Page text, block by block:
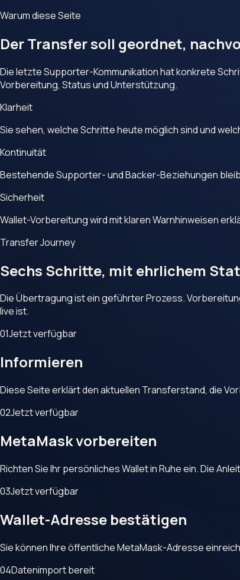
Warum diese Seite
Der Transfer soll geordnet,
Die letzte Supporter-Kommunikation hat konkrete
Vorbereitung, Status und Unterstützung.
Klarheit
Sie sehen, welche Schritte heute möglich sind und
Kontinuität
Bestehende Supporter- und Backer-Beziehungen
Sicherheit
Wallet-Vorbereitung wird mit klaren Warnhinweisen
Transfer Journey
Sechs Schritte, mit ehrlichem
Die Übertragung ist ein geführter Prozess.
live ist.
01Jetzt verfügbar
Informieren
Diese Seite erklärt den aktuellen Transferstand, die
02Jetzt verfügbar
MetaMask vorbereiten
Richten Sie Ihr persönliches Wallet in Ruhe ein. Die
03Jetzt verfügbar
Wallet-Adresse bestätigen
Sie können Ihre öffentliche MetaMask-Adresse
04Datenimport bereit